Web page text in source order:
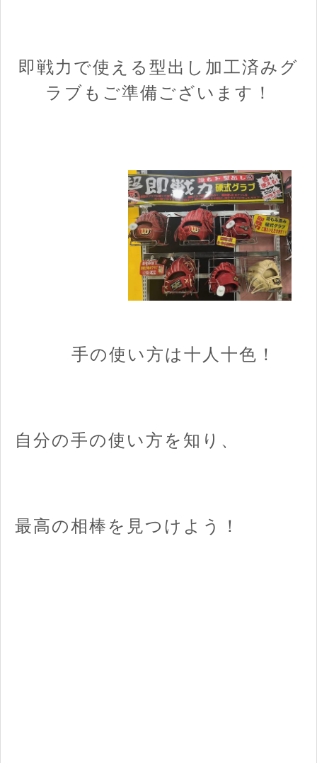
即戦力で使える型出し加工済みグ
ラブもご準備ございます！
手の使い方は十人十色！
自分の手の使い方を知り、
最高の相棒を見つけよう！